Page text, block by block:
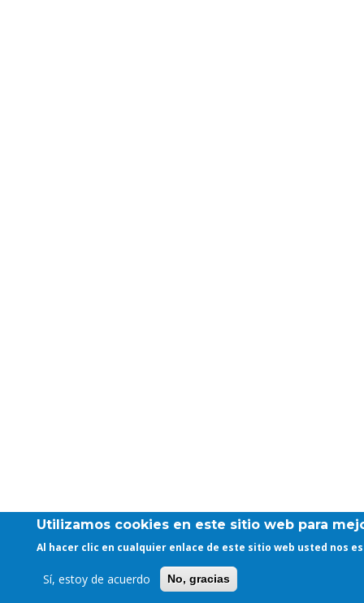
Utilizamos cookies en este sitio web para
Al hacer clic en cualquier enlace de este sitio web usted nos
Sí, estoy de acuerdo No, gracias